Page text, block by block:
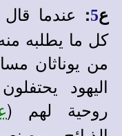
ع5
: عندما قال
كل ما يطلبه
من يوناثان
اليهود
روحية لهم (